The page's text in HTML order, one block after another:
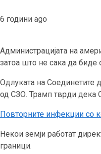
6 години ago
Администрацијата на
затоа што не сака да биде
Одлуката на Соединетите
од СЗО. Трамп тврди дека
Повторните инфекции со
Некои земји работат
граници.